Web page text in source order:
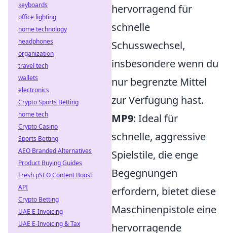
hervorragend für
schnelle
Schusswechsel,
insbesondere wenn du
nur begrenzte Mittel
zur Verfügung hast.
MP9: Ideal für
schnelle, aggressive
Spielstile, die enge
Begegnungen
erfordern, bietet diese
Maschinenpistole eine
hervorragende
keyboards
office lighting
home technology
headphones
organization
travel tech
wallets
electronics
Crypto Sports Betting
home tech
Crypto Casino
Sports Betting
AEO Branded Alternatives
Product Buying Guides
Fresh pSEO Content Boost
API
Crypto Betting
UAE E-Invoicing
UAE E-Invoicing & Tax